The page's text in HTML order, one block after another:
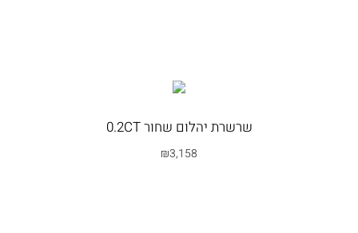
שרשרת יהלום שחור 0.2CT
₪3,158